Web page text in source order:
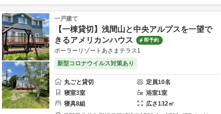
一戸建て
【一棟貸切】浅間山と中央アルプスを一望で
きるアメリカンハウス
即予約
ポーラーリゾートあさまテラス1
新型コロナウイルス対策あり
丸ごと貸切 定員10名
寝室3室 浴室1室
寝具8組 広さ132㎡